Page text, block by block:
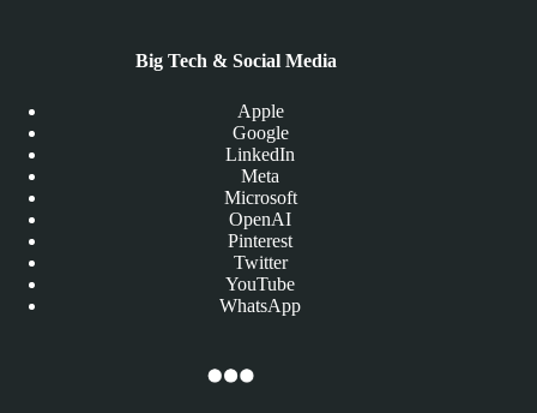
Big Tech & Social Media
Apple
Google
LinkedIn
Meta
Microsoft
OpenAI
Pinterest
Twitter
YouTube
WhatsApp